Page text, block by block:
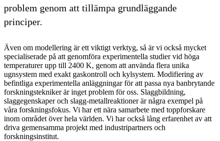
problem genom att tillämpa grundläggande
principer.
Även om modellering är ett viktigt verktyg, så är vi också mycket
specialiserade på att genomföra experimentella studier vid höga
temperaturer upp till 2400 K, genom att använda flera unika
ugnsystem med exakt gaskontroll och kylsystem. Modifiering av
befintliga experimentella anläggningar för att passa nya banbrytande
forskningstekniker är inget problem för oss. Slaggbildning,
slaggegenskaper och slagg-metallreaktioner är några exempel på
våra forskningsfokus. Vi har ett nära samarbete med toppforskare
inom området över hela världen. Vi har också lång erfarenhet av att
driva gemensamma projekt med industripartners och
forskningsinstitut.